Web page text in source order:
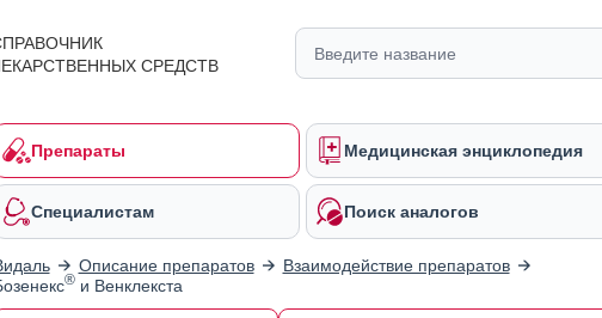
СРЕДСТВ
Препараты Медицинская энциклопедия
Специалистам Поиск аналогов
Описание препаратов
Взаимодействие препаратов
®и Венклекста